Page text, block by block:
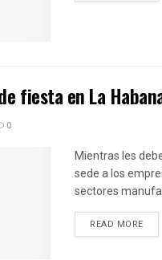
fiesta en La
0
Mientras les
sede a los
sectores
READ MORE